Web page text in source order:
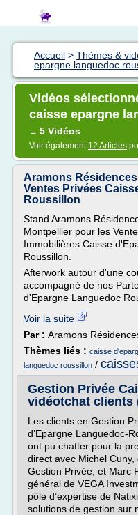
Accueil > Thèmes &
epargne languedoc
Vidéos
caisse epargne
→ 5 Vidéos
Voir également 12 Articles
Aramons
Ventes Privées
Roussillon
Stand Aramons
Montpellier pour les
Immobilières Caisse
Roussillon.
Afterwork autour d'une
accompagné de nos
d'Epargne Languedoc
Voir la suite
Par : Aramons
Thèmes liés : caisse
languedoc roussillon /
Gestion Privée
vidéotchat clients
Les clients en Gestion
d’Epargne Languedoc-
ont pu chatter pour la
direct avec Michel Cuny,
Gestion Privée, et Marc
général de VEGA
pôle d’expertise de
solutions de gestion sur